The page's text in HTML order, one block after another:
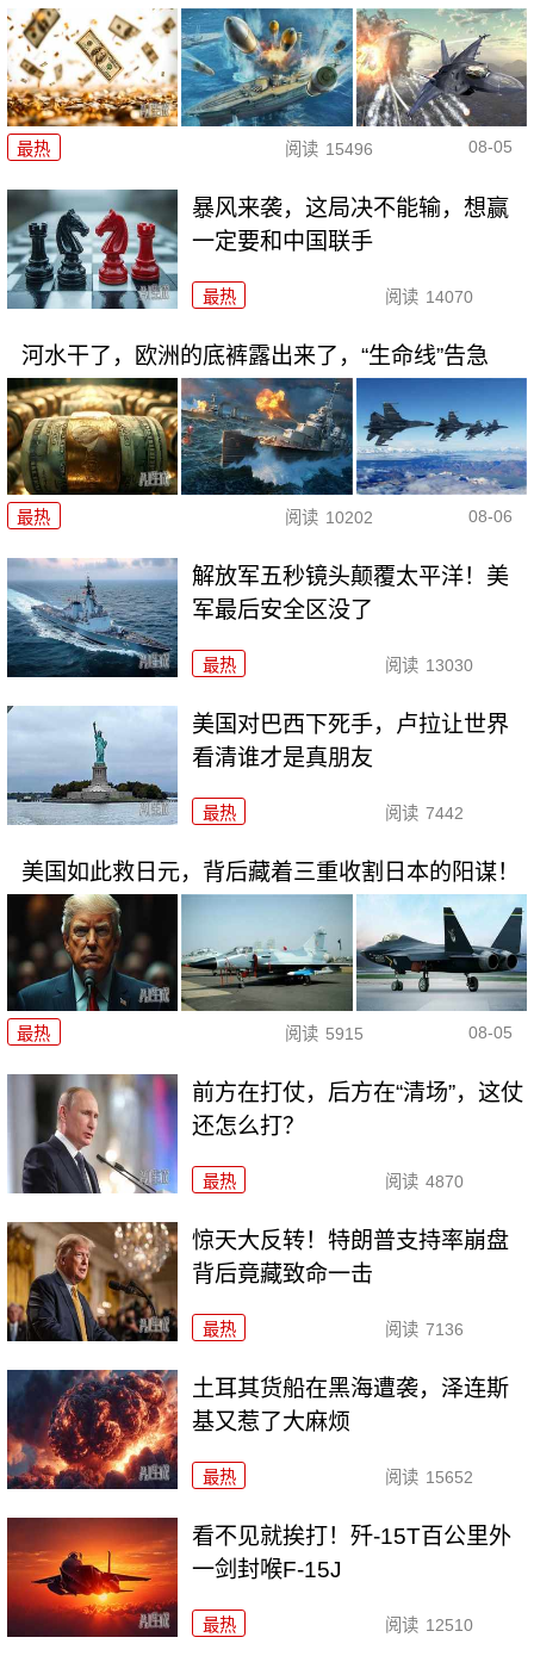
最热 阅读 15496 08-05
暴风来袭，这局决不能输，想赢
一定要和中国联手
最热 阅读 14070
河水干了，欧洲的底裤露出来了，“生命线”告急
最热 阅读 10202 08-06
解放军五秒镜头颠覆太平洋！美
军最后安全区没了
最热 阅读 13030
美国对巴西下死手，卢拉让世界
看清谁才是真朋友
最热 阅读 7442
美国如此救日元，背后藏着三重收割日本的阳谋！
最热 阅读 5915 08-05
前方在打仗，后方在“清场”，这仗
还怎么打？
最热 阅读 4870
惊天大反转！特朗普支持率崩盘
背后竟藏致命一击
最热 阅读 7136
土耳其货船在黑海遭袭，泽连斯
基又惹了大麻烦
最热 阅读 15652
看不见就挨打！歼-15T百公里外
一剑封喉F-15J
最热 阅读 12510